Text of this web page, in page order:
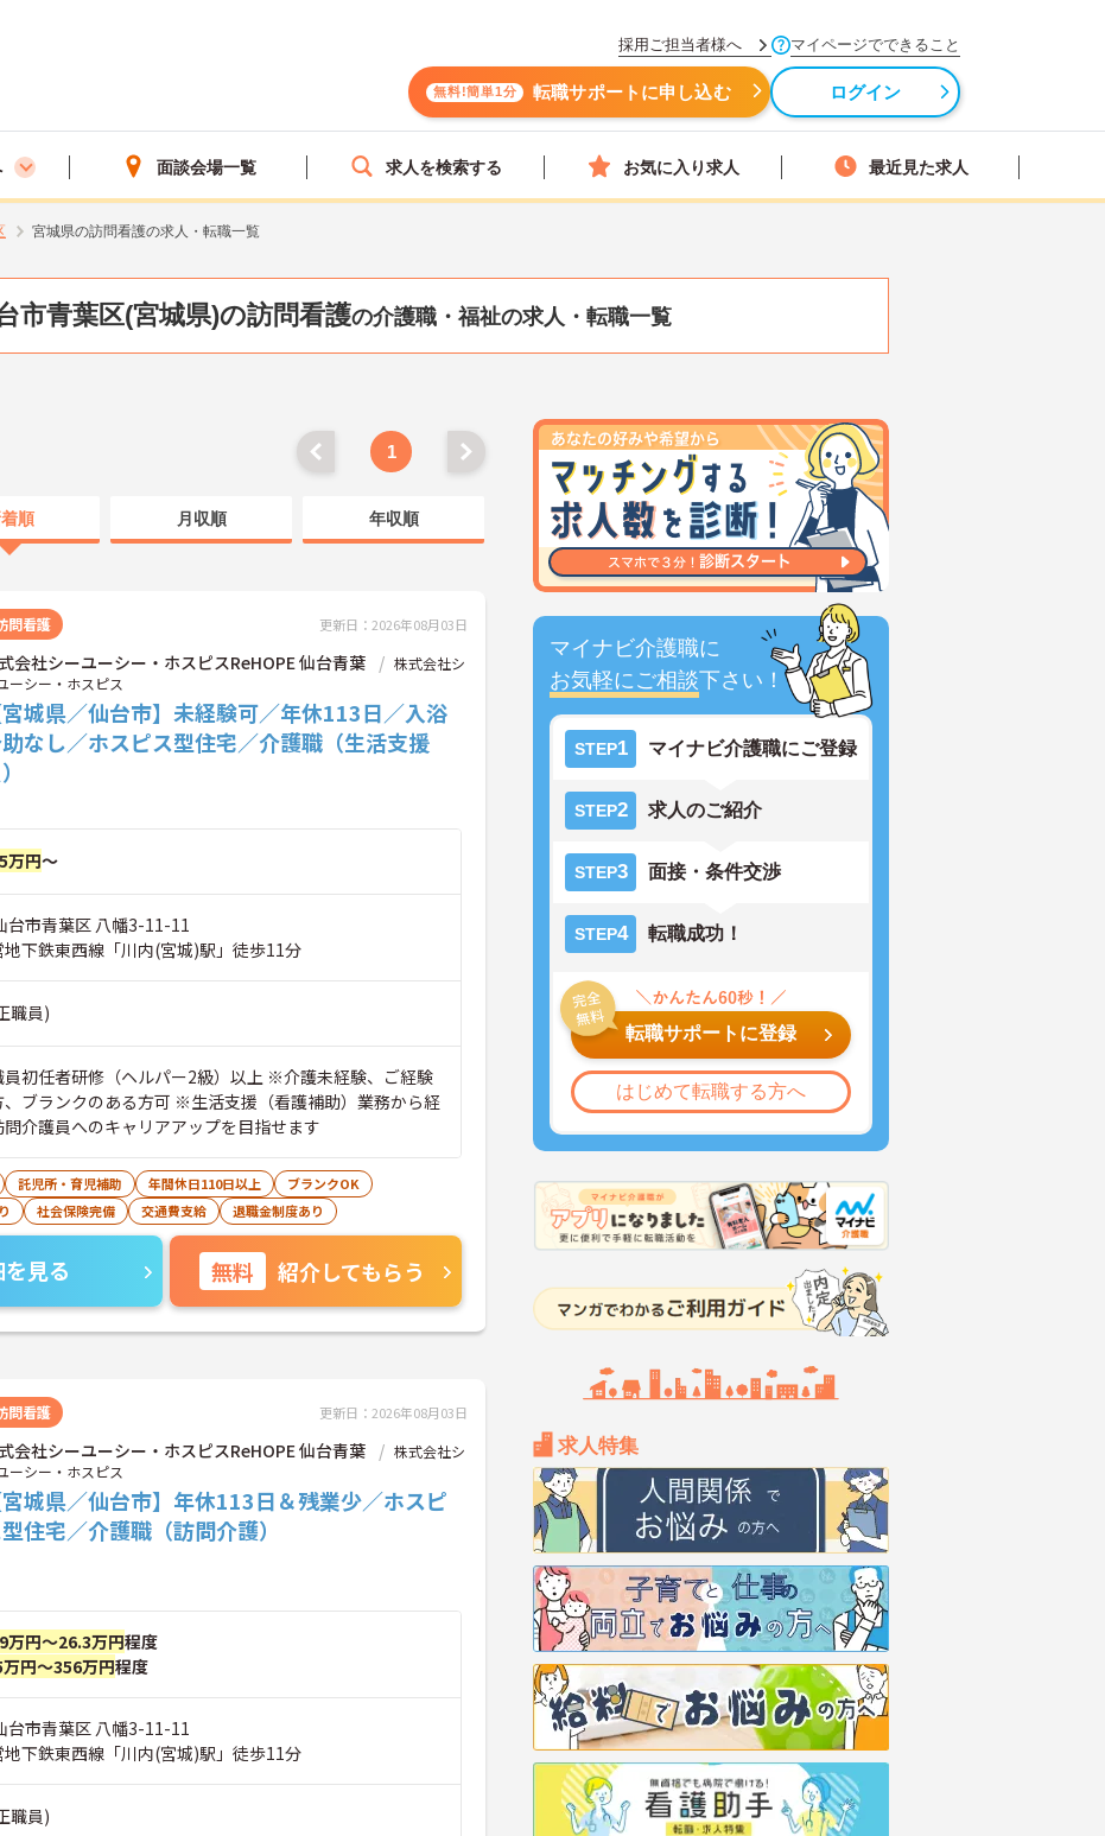
採用ご担当者様へ マイページでできること
無料!簡単1分 転職サポートに申し込む ログイン
面談会場一覧 求人を検索する お気に入り求人 最近見た求人
宮城県の訪問看護の求人・転職一覧
市青葉区(宮城県)の訪問看護の介護職・福祉の求人・転職一覧
マイナビ介護職に
お気軽にご相談下さい！
STEP1 マイナビ介護職にご登録
STEP2 求人のご紹介
STEP3 面接・条件交渉
STEP4 転職成功！
転職サポートに登録
はじめて転職する方へ
求人特集
1
順 月収順 年収順
問看護 更新日：2026年08月03日
会社シーユーシー・ホスピスReHOPE 仙台青葉
株式会社シ
ーシー・ホスピス
宮城県／仙台市】未経験可／年休113日／入浴
なし／ホスピス型住宅／介護職（生活支援
万円～
台市青葉区 八幡3-11-11
下鉄東西線「川内(宮城)駅」徒歩11分
職員)
初任者研修（ヘルパー2級）以上 ※介護未経験、ご経験
、ブランクのある方可 ※生活支援（看護補助）業務から経
介護員へのキャリアアップを目指せます
託児所・育児補助 年間休日110日以上
ブランクOK
社会保険完備 交通費支給 退職金制度あり
見る 無料 紹介してもらう
問看護 更新日：2026年08月03日
会社シーユーシー・ホスピスReHOPE 仙台青葉
株式会社シ
ーシー・ホスピス
宮城県／仙台市】年休113日＆残業少／ホスピ
住宅／介護職（訪問介護）
万円～26.3万円程度
円～356万円程度
台市青葉区 八幡3-11-11
下鉄東西線「川内(宮城)駅」徒歩11分
職員)